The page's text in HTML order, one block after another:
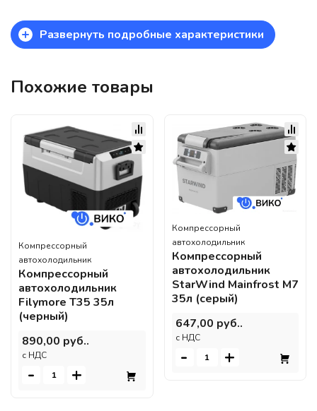
+ Развернуть подробные характеристики
Похожие товары
Компрессорный
автохолодильник
Компрессорный
автохолодильник
Filymore T35 35л
(черный)
890,00 руб..
c НДС
- +
Компрессорный
автохолодильник
Компрессорный
автохолодильник
StarWind Mainfrost M7
35л (серый)
647,00 руб..
c НДС
- +